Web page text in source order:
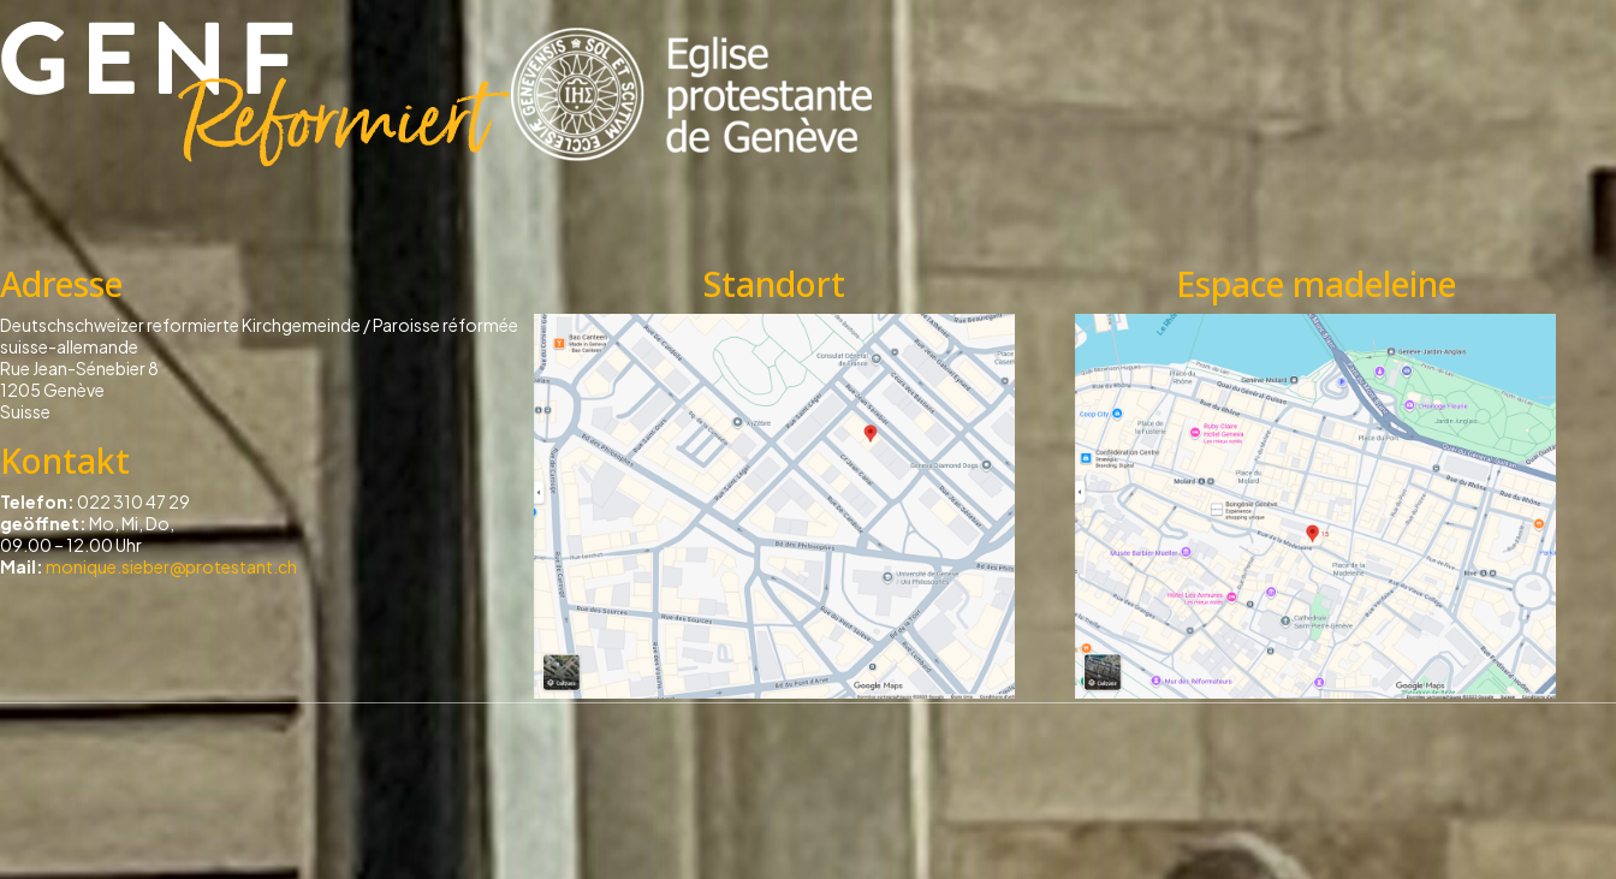
Adresse
Deutschschweizer reformierte Kirchgemeinde / Paroisse réformée
suisse-allemande
Rue Jean-Sénebier 8
1205 Genève
Suisse
Kontakt
Telefon: 022 310 47 29
geöffnet: Mo, Mi, Do,
09.00 – 12.00 Uhr
Mail:monique.sieber@protestant.ch
Standort Espace madeleine